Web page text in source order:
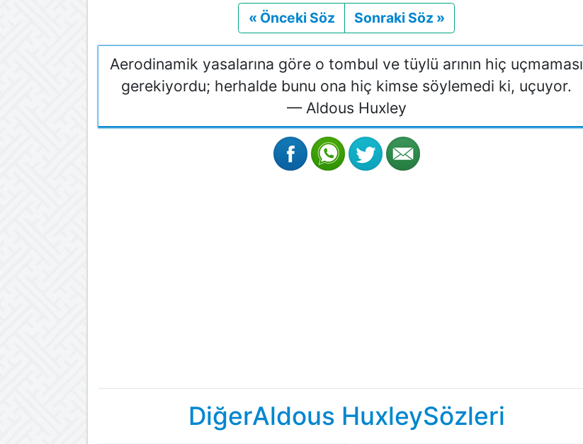
« Önceki Söz Önceki
Sonraki Söz »
Aerodinamik yasalarına göre o tombul ve tüylü arının hiç uçmaması
gerekiyordu; herhalde bunu ona hiç kimse söylemedi ki, uçuyor.
— Aldous Huxley
DiğerAldous HuxleySözleri